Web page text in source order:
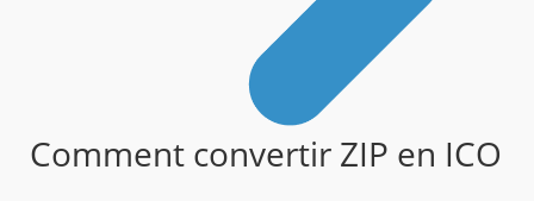
Comment convertir ZIP en ICO